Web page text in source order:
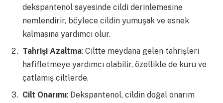
dekspantenol sayesinde cildi derinlemesine
nemlendirir, böylece cildin yumuşak ve esnek
kalmasına yardımcı olur.
Tahrişi Azaltma: Ciltte meydana gelen tahrişleri
hafifletmeye yardımcı olabilir, özellikle de kuru ve
çatlamış ciltlerde.
Cilt Onarımı: Dekspantenol, cildin doğal onarım